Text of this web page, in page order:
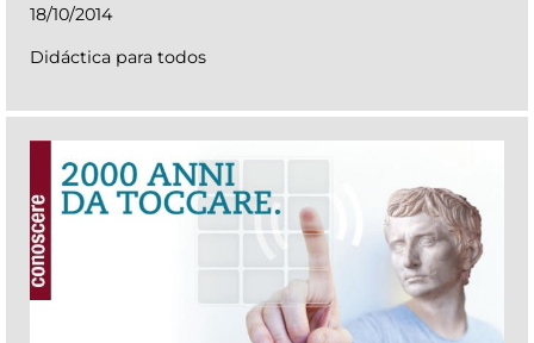
18/10/2014
Didáctica para todos